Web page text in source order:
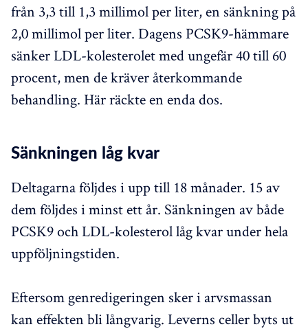
från 3,3 till 1,3 millimol per liter, en sänkning på
2,0 millimol per liter. Dagens PCSK9-hämmare
sänker LDL-kolesterolet med ungefär 40 till 60
procent, men de kräver återkommande
behandling. Här räckte en enda dos.
Sänkningen låg kvar
Deltagarna följdes i upp till 18 månader. 15 av
dem följdes i minst ett år. Sänkningen av både
PCSK9 och LDL-kolesterol låg kvar under hela
uppföljningstiden.
Eftersom genredigeringen sker i arvsmassan
kan effekten bli långvarig. Leverns celler byts ut